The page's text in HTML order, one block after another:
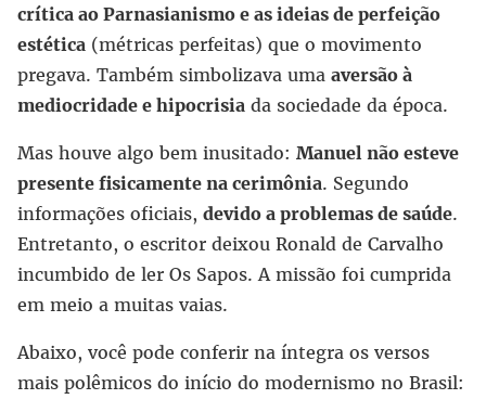
crítica ao Parnasianismo e as ideias de perfeição
estética (métricas perfeitas) que o movimento
pregava. Também simbolizava uma aversão à
mediocridade e hipocrisia da sociedade da época.
Mas houve algo bem inusitado: Manuel não esteve
presente fisicamente na cerimônia. Segundo
informações oficiais, devido a problemas de saúde.
Entretanto, o escritor deixou Ronald de Carvalho
incumbido de ler Os Sapos. A missão foi cumprida
em meio a muitas vaias.
Abaixo, você pode conferir na íntegra os versos
mais polêmicos do início do modernismo no Brasil: